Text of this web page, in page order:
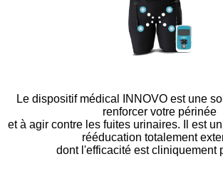
Le dispositif médical INNOVO est une
renforcer votre périnée
et à agir contre les fuites urinaires. Il est
rééducation totalement
dont l'efficacité est cliniquement